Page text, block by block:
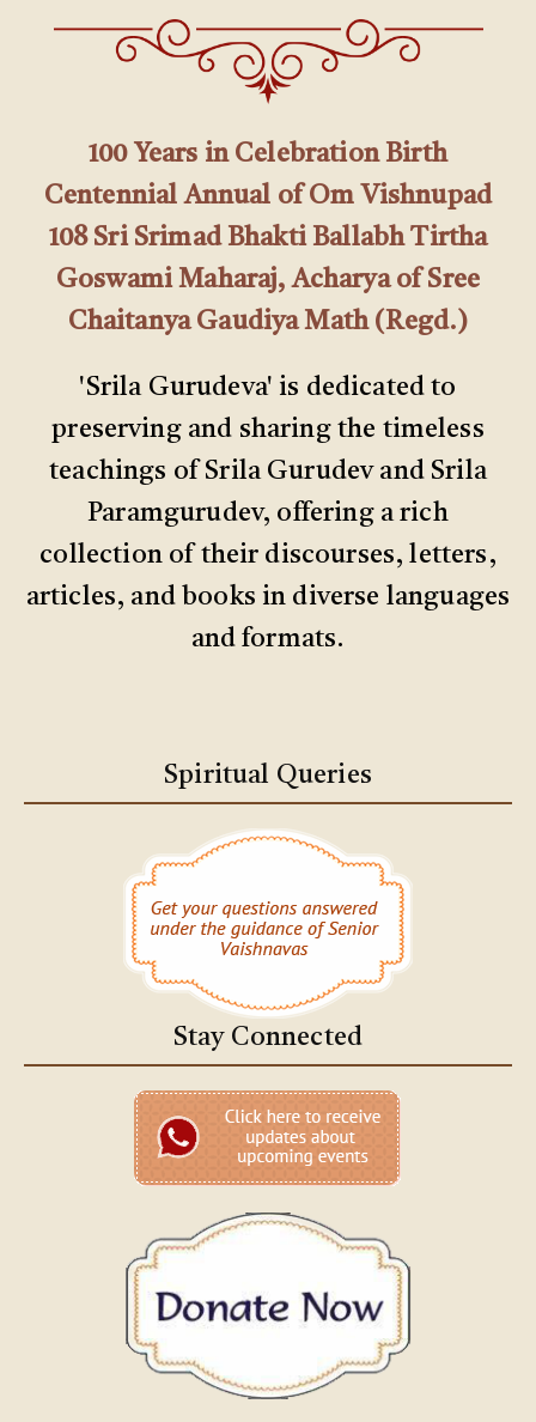
100 Years in Celebration Birth
Centennial Annual of Om Vishnupad
108 Sri Srimad Bhakti Ballabh Tirtha
Goswami Maharaj, Acharya of Sree
Chaitanya Gaudiya Math (Regd.)
'Srila Gurudeva' is dedicated to
preserving and sharing the timeless
teachings of Srila Gurudev and Srila
Paramgurudev, offering a rich
collection of their discourses, letters,
articles, and books in diverse languages
and formats.
Spiritual Queries
Stay Connected